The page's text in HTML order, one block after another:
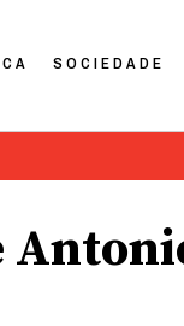
SOCIEDADE